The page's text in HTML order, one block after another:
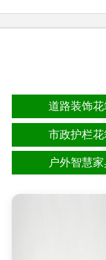
道路装饰花
市政护栏花
户外智慧